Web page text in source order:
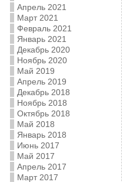
Апрель 2021
Март 2021
Февраль 2021
Январь 2021
Декабрь 2020
Ноябрь 2020
Май 2019
Апрель 2019
Декабрь 2018
Ноябрь 2018
Октябрь 2018
Май 2018
Январь 2018
Июнь 2017
Май 2017
Апрель 2017
Март 2017